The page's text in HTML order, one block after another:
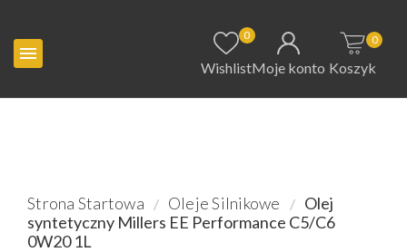

0
WishlistMoje konto Koszyk
0
Strona Startowa Oleje Silnikowe
Olej
syntetyczny Millers EE Performance C5/C6
0W20 1L